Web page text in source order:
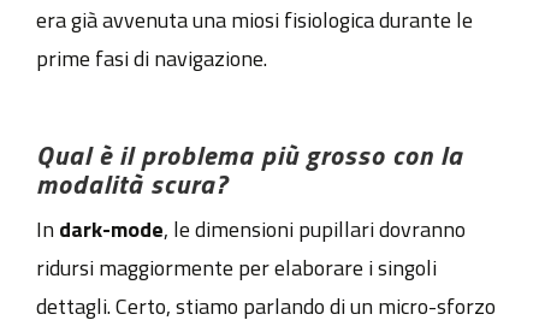
era già avvenuta una miosi fisiologica durante le
prime fasi di navigazione.
Qual è il problema più grosso con la
modalità scura?
In dark-mode, le dimensioni pupillari dovranno
ridursi maggiormente per elaborare i singoli
dettagli. Certo, stiamo parlando di un micro-sforzo